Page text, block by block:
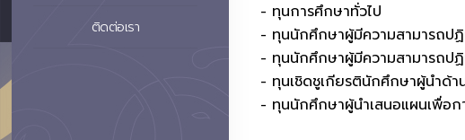
ติดต่อเรา
- ทุนการศึกษาทั่วไป
- ทุนนักศึกษาผู้มีความสามารถปฏิ
- ทุนนักศึกษาผู้มีความสามารถป
- ทุนเชิดชูเกียรตินักศึกษาผู้นำด้
- ทุนนักศึกษาผู้นำเสนอแผนเพื่อ